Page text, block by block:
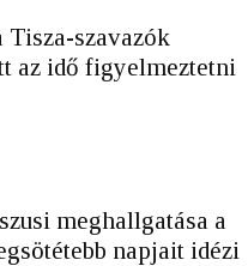
szavazók
az idő figyelmeztetni
meghallgatása a
napjait idézi